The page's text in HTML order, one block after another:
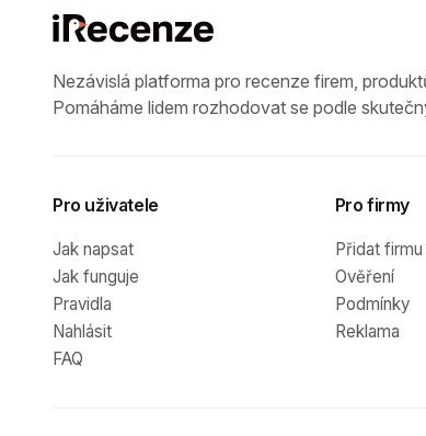
Nezávislá platforma pro recenze firem,
Pomáháme lidem rozhodovat se podle
Pro uživatele
Jak napsat
Jak funguje
Pravidla
Nahlásit
FAQ
Pro firmy
Přidat firmu
Ověření
Podmínky
Reklama